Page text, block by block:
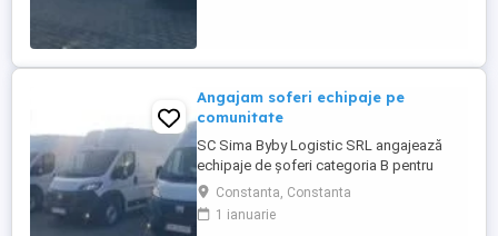
Angajam soferi echipaje pe
comunitate
SC Sima Byby Logistic SRL angajează
echipaje de șoferi categoria B pentru
transport internațional (comunitate)!
Căutăm echipaje formate din 2 șoferi,
posesori ai permisului categoria B, pentru
Constanta, Constanta
1 ianuarie